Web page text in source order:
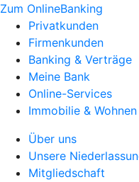
Zum OnlineBanking
Privatkunden
Firmenkunden
Banking & Verträge
Meine Bank
Online-Services
Immobilie & Wohnen
Über uns
Unsere
Mitgliedschaft